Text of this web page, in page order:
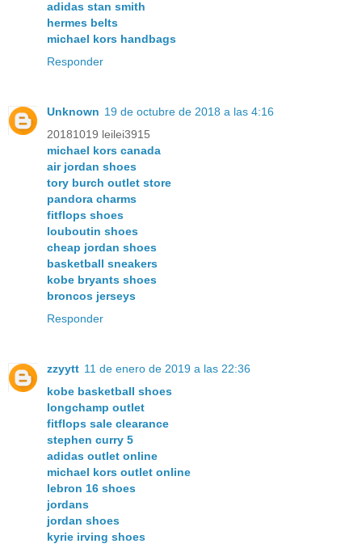
adidas stan smith
hermes belts
michael kors handbags
Responder
Unknown 19 de octubre de 2018 a las 4:16
20181019 leilei3915
michael kors canada
air jordan shoes
tory burch outlet store
pandora charms
fitflops shoes
louboutin shoes
cheap jordan shoes
basketball sneakers
kobe bryants shoes
broncos jerseys
Responder
zzyytt 11 de enero de 2019 a las 22:36
kobe basketball shoes
longchamp outlet
fitflops sale clearance
stephen curry 5
adidas outlet online
michael kors outlet online
lebron 16 shoes
jordans
jordan shoes
kyrie irving shoes